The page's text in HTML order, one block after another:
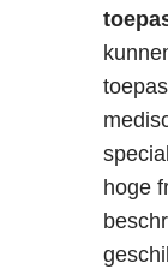
hoge